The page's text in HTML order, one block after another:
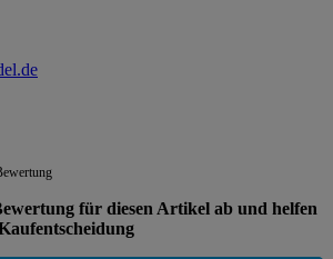
für diesen Artikel ab und helfen